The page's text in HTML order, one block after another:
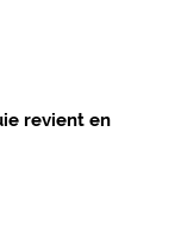
revient en